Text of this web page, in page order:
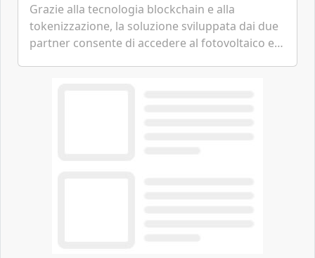
Grazie alla tecnologia blockchain e alla
tokenizzazione, la soluzione sviluppata dai due
partner consente di accedere al fotovoltaico e